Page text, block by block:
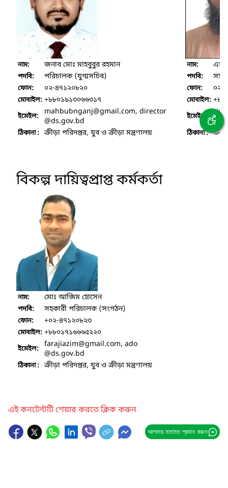
নাম: জনাব মোঃ মাহবুবুর রহমান
পদবি: পরিচালক (যুগ্মসচিব)
ফোন: ০২-৪৭১২০৮২০
মোবাইল: +৮৮০১৯১৩০৬৬৩১৭
ইমেইল: mahbubnganj@gmail.com, director
@ds.gov.bd
ঠিকানা : ক্রীড়া পরিদপ্তর, যুব ও ক্রীড়া মন্ত্রণালয়
নাম: এস,
পদবি:
ফোন: ০২-
মোবাইল:
ইমেইল:
ঠিকানা :
বিকল্প দায়িত্বপ্রাপ্ত কর্মকর্তা
নাম: মোঃ আজিম হোসেন
পদবি: সহকারী পরিচালক (সংগঠন)
ফোন: +০২-৪৭১২০৮২৩
মোবাইল: +৮৮০১৭১৬৬৬৫২২০
ইমেইল: farajiazim@gmail.com, ado
@ds.gov.bd
ঠিকানা : ক্রীড়া পরিদপ্তর, যুব ও ক্রীড়া মন্ত্রণালয়
এই কনটেন্টটি শেয়ার করতে ক্লিক করুন
আপনার মতামত প্রদান করুন